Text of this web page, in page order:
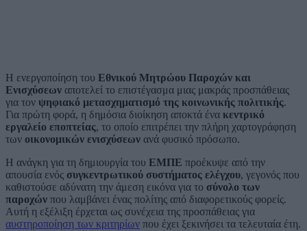
Η ενεργοποίηση του Εθνικού Μητρώου Παροχών και
Ενισχύσεων αποτελεί το επιστέγασμα μιας μακράς προσπάθειας
για τον ψηφιακό μετασχηματισμό της κοινωνικής πολιτικής.
Για πρώτη φορά, η δημόσια διοίκηση αποκτά ένα κεντρικό
εργαλείο εποπτείας, το οποίο επιτρέπει την πλήρη χαρτογράφηση
των οικονομικών ενισχύσεων ανά φυσικό πρόσωπο.
Η ανάγκη για τη δημιουργία του ΕΜΠΕ προέκυψε από την
απουσία ενός συγκεντρωτικού συστήματος ελέγχου, γεγονός που
καθιστούσε αδύνατη την άμεση εικόνα για το σύνολο των
παροχών που λαμβάνει ένας πολίτης από διαφορετικούς φορείς.
Αυτή η εξέλιξη έρχεται ως συνέχεια της προσπάθειας για
αυστηροποίηση των κριτηρίων που έχει ξεκινήσει τα τελευταία έτη.